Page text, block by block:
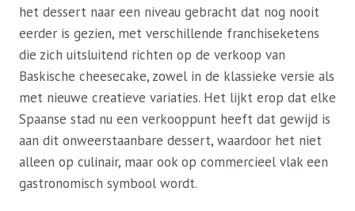
het dessert naar een niveau gebracht dat nog nooit
eerder is gezien, met verschillende franchiseketens
die zich uitsluitend richten op de verkoop van
Baskische cheesecake, zowel in de klassieke versie als
met nieuwe creatieve variaties. Het lijkt erop dat elke
Spaanse stad nu een verkooppunt heeft dat gewijd is
aan dit onweerstaanbare dessert, waardoor het niet
alleen op culinair, maar ook op commercieel vlak een
gastronomisch symbool wordt.